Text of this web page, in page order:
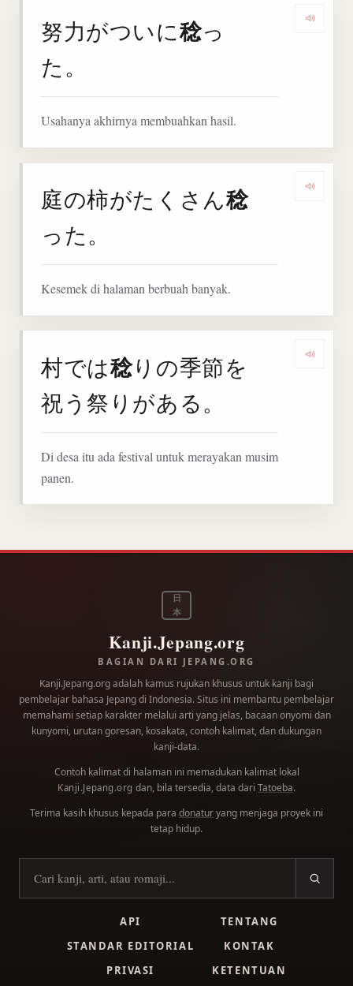
努力がついに稔っ
た。
Usahanya akhirnya membuahkan hasil.
庭の柿がたくさん稔
った。
Kesemek di halaman berbuah banyak.
村では稔りの季節を
祝う祭りがある。
Di desa itu ada festival untuk merayakan musim
panen.
日
本
Kanji.Jepang.org
BAGIAN DARI JEPANG.ORG
Kanji.Jepang.org adalah kamus rujukan khusus untuk kanji bagi
pembelajar bahasa Jepang di Indonesia. Situs ini membantu pembelajar
memahami setiap karakter melalui arti yang jelas, bacaan onyomi dan
kunyomi, urutan goresan, kosakata, contoh kalimat, dan dukungan
kanji-data.
Contoh kalimat di halaman ini memadukan kalimat lokal
Kanji.Jepang.org dan, bila tersedia, data dari Tatoeba.
Terima kasih khusus kepada para donaturyang menjaga proyek ini
tetap hidup.
Cari kanji
API
TENTANG
STANDAR EDITORIAL
KONTAK
PRIVASI
KETENTUAN